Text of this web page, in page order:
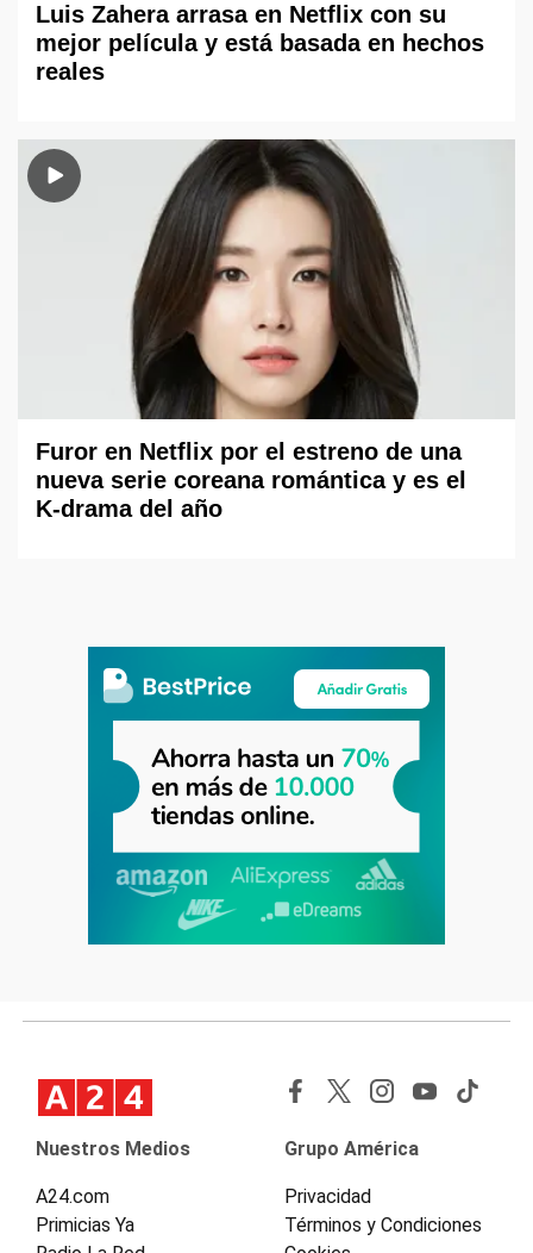
Luis Zahera arrasa en Netflix con su
mejor película y está basada en hechos
reales
Furor en Netflix por el estreno de una
nueva serie coreana romántica y es el
K-drama del año
Nuestros Medios
A24.com
Primicias Ya
Grupo América
Privacidad
Términos y Condiciones